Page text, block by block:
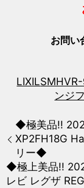
お問い
LIXIL
ンジ
◆極美品!!
XP2FH18G
リー◆
◆極上美品!!
レビ レグザ